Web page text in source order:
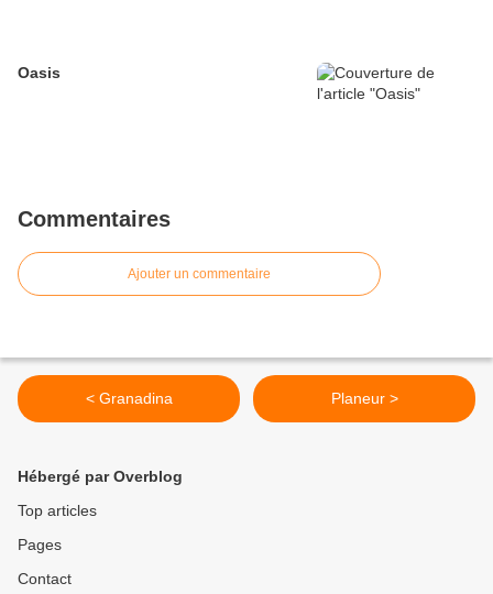
Oasis
Commentaires
Ajouter un commentaire
< Granadina Planeur >
Hébergé par Overblog
Top articles
Pages
Contact